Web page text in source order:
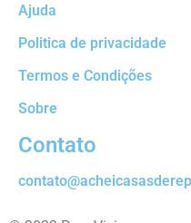
Ajuda
Politica de privacidade
Termos e Condições
Sobre
Contato